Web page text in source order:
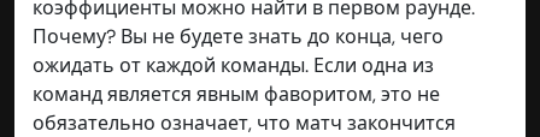
коэффициенты можно найти в первом раунде.
Почему? Вы не будете знать до конца, чего
ожидать от каждой команды. Если одна из
команд является явным фаворитом, это не
обязательно означает, что матч закончится